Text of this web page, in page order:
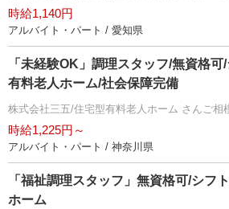
時給1,140円
アルバイト・パート / 愛知県
「未経験OK」調理スタッフ/無資格
有料老人ホーム/社会保障完備
株式会社三五/住宅型有料老人ホーム さんご相
時給1,225円～
アルバイト・パート / 神奈川県
「福祉調理スタッフ」無資格可/シフ
ホーム